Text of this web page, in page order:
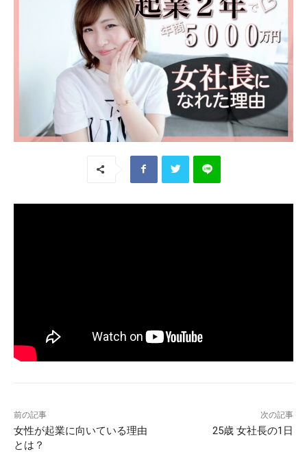
前の記事
女性が起業に向いている理由
とは？
次の記事
25歳 女社長の1日